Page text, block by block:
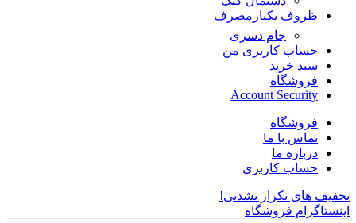
ظروف یکبارمصرف
جام دسری
حساب کاربری من
سبد خرید
فروشگاه
Account Security
فروشگاه
تماس با ما
درباره ما
حساب کاربری
تخفیف های تکرار نشدنی!
اینستاگرام فروشگاه